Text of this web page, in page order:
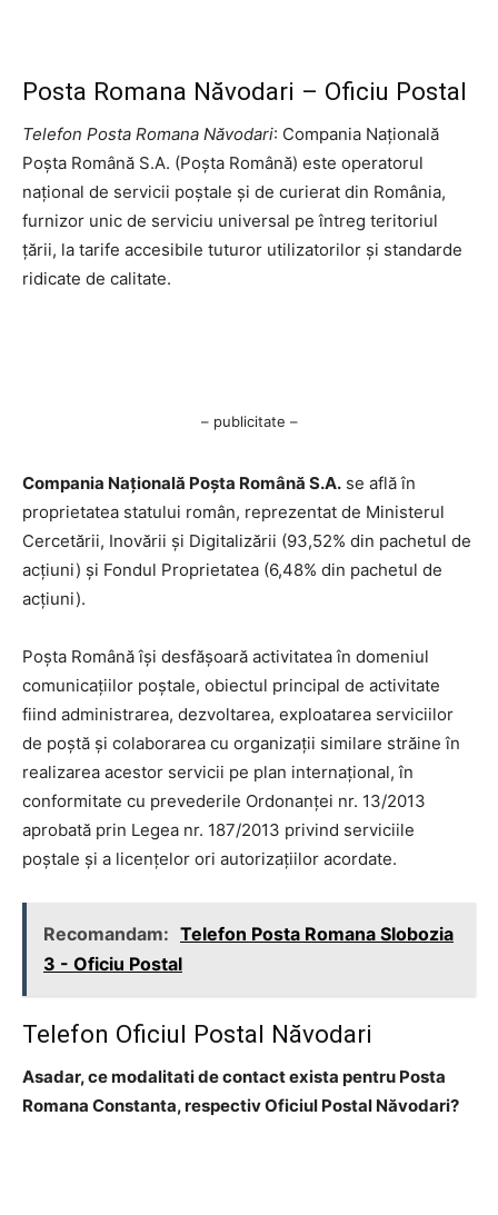
Posta Romana Năvodari – Oficiu Postal
Telefon Posta Romana Năvodari: Compania Națională
Poșta Română S.A. (Poșta Română) este operatorul
național de servicii poștale și de curierat din România,
furnizor unic de serviciu universal pe întreg teritoriul
țării, la tarife accesibile tuturor utilizatorilor și standarde
ridicate de calitate.
– publicitate –
Compania Națională Poşta Română S.A. se află în
proprietatea statului român, reprezentat de Ministerul
Cercetării, Inovării şi Digitalizării (93,52% din pachetul de
acţiuni) şi Fondul Proprietatea (6,48% din pachetul de
acţiuni).
Poşta Română îşi desfăşoară activitatea în domeniul
comunicaţiilor poştale, obiectul principal de activitate
fiind administrarea, dezvoltarea, exploatarea serviciilor
de poştă şi colaborarea cu organizaţii similare străine în
realizarea acestor servicii pe plan internaţional, în
conformitate cu prevederile Ordonanţei nr. 13/2013
aprobată prin Legea nr. 187/2013 privind serviciile
poştale şi a licenţelor ori autorizaţiilor acordate.
Recomandam: Telefon Posta Romana Slobozia
3 - Oficiu Postal
Telefon Oficiul Postal Năvodari
Asadar, ce modalitati de contact exista pentru Posta
Romana Constanta, respectiv Oficiul Postal Năvodari?